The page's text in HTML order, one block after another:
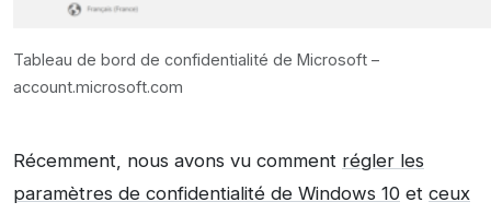
Tableau de bord de confidentialité de Microsoft –
account.microsoft.com
Récemment, nous avons vu comment régler les
paramètres de confidentialité de Windows 10 et ceux